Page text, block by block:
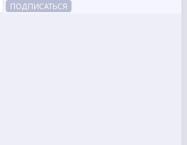
ПОДПИСАТЬСЯ